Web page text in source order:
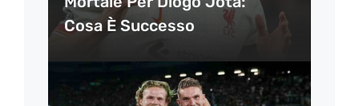
Cosa È Successo